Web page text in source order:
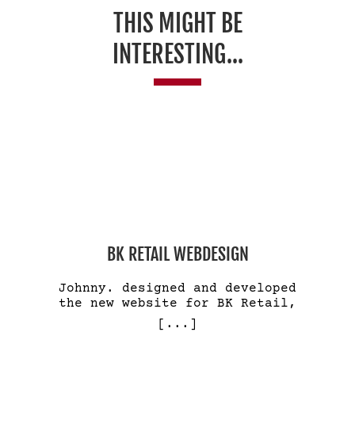
THIS MIGHT BE
INTERESTING...
BK RETAIL WEBDESIGN
Johnny. designed and developed
the new website for BK Retail,
[...]